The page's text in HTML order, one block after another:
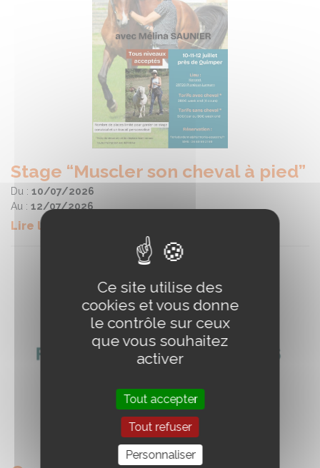
Stage “Muscler son cheval à pied”
Du : 10/07/2026
Au : 12/07/2026
Lire la suite
Ce site utilise des
cookies et vous donne
le contrôle sur ceux
que vous souhaitez
activer
Tout accepter
Tout refuser
Personnaliser